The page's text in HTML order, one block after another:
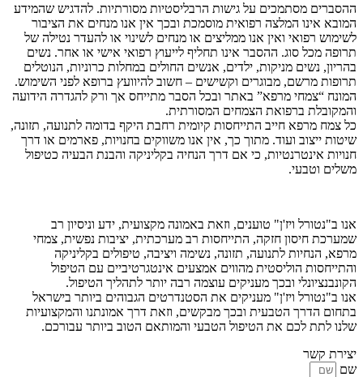
ההסברים מסתמכים על גישות הרבליסטיות מסורתיות. להדגיש שהמידע
המובא אינו המלצה רפואית מוסמכת ובכך אין אנו מנחים את הציבור
לשימוש רפואי ואין אנו ממליצים או מנחים לשינוי או להעדר נטילה של
תרופה מכל סוג. ההסבר אינו תחליף לייעוץ רפואי אישי או אחר. נשים
בהריון, נשים מניקות, ילדים, אנשים החולים במחלות כרוניות, הנוטלים
תרופות מרשם, מבוגרים וקשישים – חשוב להיוועץ ברופא לפני השימוש.
המונח “צמחי מרפא” באתר ובכל הסבר מתייחס אך ורק להגדרה הידועה
והמקובלת ברפואת הצמחים המסורתית.
כל צמח מרפא חייב התייחסות קיומית רחבת היקף בדומה לתנועה, תזונה,
שיטות ייצוב ועוד. מתוך כך, אין אנו משווקים בחנויות, פארמים או דרך
חנויות אינטרנטיות, כי אם דרך הנחיה בקליניקה והבנת הבעיה כטיפול
משלים וטבעי.
אנו ב"נטורל ויז'ן" טוענים, וזאת באמונה מקצועית, ידע וניסיון רב
שמערכת חיסון חזקה, התייחסות רב מערכתית, יציבות נפשית, צמחי
מרפא, הנחיות לתנועה, תזונה, נשימה ויציבה, טיפולים בקליניקה
והתייחסות הוליסטית מהווים אמצעים אינטגרטיביים עם הטיפול
הקונבנציונלי ובכך מעניקים עוצמה רבה יותר לתהליך הטיפול.
אנו ב"נטורל ויז'ן" מעניקים את הסטנדרטים הגבוהים ביותר בישראל
בתחום הדרך הטבעית ובכך מבקשים, וזאת דרך אמונתנו והמקצועיות
שלנו לתת לכם את הטיפול הטבעי והמותאם הטוב ביותר עבורכם.
יצירת קשר
שם